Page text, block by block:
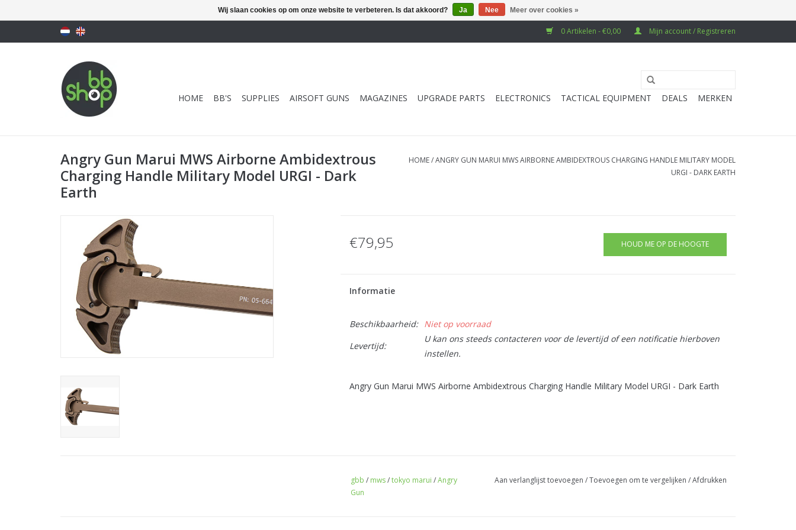
0 Artikelen - €0,00 Mijn account / Registreren
HOME BB'S SUPPLIES AIRSOFT GUNS MAGAZINES UPGRADE PARTS ELECTRONICS TACTICAL EQUIPMENT DEALS MERKEN
Angry Gun Marui MWS Airborne Ambidextrous
Charging Handle Military Model URGI - Dark
Earth
HOME/ANGRY GUN MARUI MWS AIRBORNE AMBIDEXTROUS CHARGING HANDLE MILITARY MODEL
URGI - DARK EARTH
€79,95 HOUD ME OP DE HOOGTE
Informatie
Beschikbaarheid:
Niet op voorraad
Levertijd:
U kan ons steeds contacteren voor de levertijd of een notificatie hierboven
instellen.
Angry Gun Marui MWS Airborne Ambidextrous Charging Handle Military Model URGI - Dark Earth
gbb / mws/tokyo marui /Angry
Gun
Aan verlanglijst toevoegen /Toevoegen om te vergelijken /Afdrukken
Wij slaan cookies op om onze website te verbeteren. Is dat akkoord? Ja Nee Meer over cookies »